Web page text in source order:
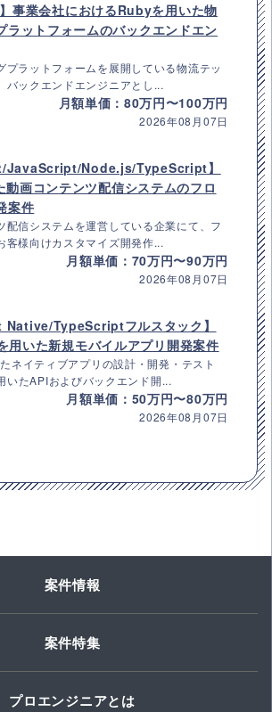
事業会社におけるRubyを用いた物
ラットフォームのバックエンドエン
プラットフォームを展開している物流テッ
バックエンドエンジニアとし...
月額単価：80万円〜100万円
2026年08月07日
JavaScript/Node.js/TypeScript】
画コンテンツ配信システムのフロ
案件
配信システムを運営している企業にて、フ
客様向けカスタマイズ開発作...
月額単価：70万円〜90万円
2026年08月07日
Native/TypeScriptフルスタック】
いた新規モバイルアプリ開発案件
ネイティブアプリの設計・開発・テスト
いたAPIおよびバックエンド開...
月額単価：50万円〜80万円
2026年08月07日
案件情報
案件特集
プロエンジニアとは